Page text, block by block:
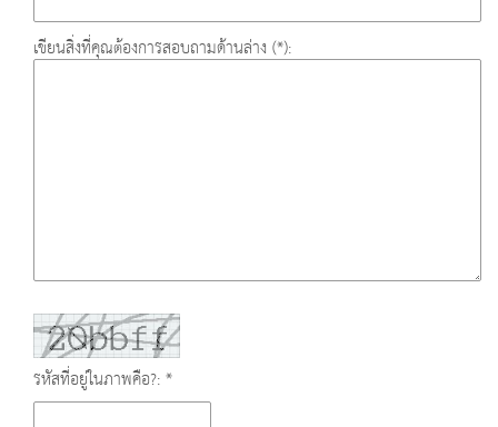
เขียนสิ่งที่คุณต้องการสอบถามด้านล่าง (*):
รหัสที่อยู่ในภาพคือ?: *